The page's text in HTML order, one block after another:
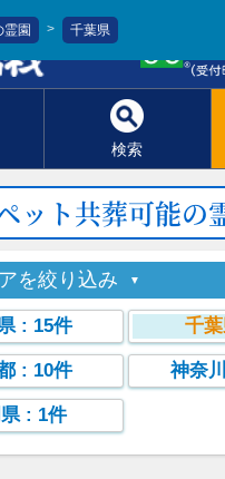
検索
霊園 > 千葉県
ット共葬可能の
を絞り込み
: 15件 千
: 10件 神奈
: 1件